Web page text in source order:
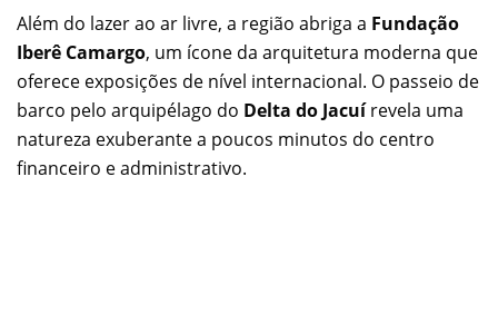
Além do lazer ao ar livre, a região abriga a Fundação
Iberê Camargo, um ícone da arquitetura moderna que
oferece exposições de nível internacional. O passeio de
barco pelo arquipélago do Delta do Jacuírevela uma
natureza exuberante a poucos minutos do centro
financeiro e administrativo.